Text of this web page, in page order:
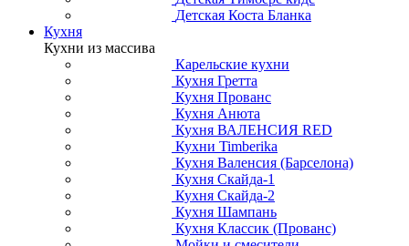
Детская Коста Бланка
Кухня
Кухни из массива
Карельские кухни
Кухня Гретта
Кухня Прованс
Кухня Анюта
Кухня ВАЛЕНСИЯ RED
Кухни Timberika
Кухня Валенсия (Барселона)
Кухня Скайда-1
Кухня Скайда-2
Кухня Шампань
Кухня Классик (Прованс)